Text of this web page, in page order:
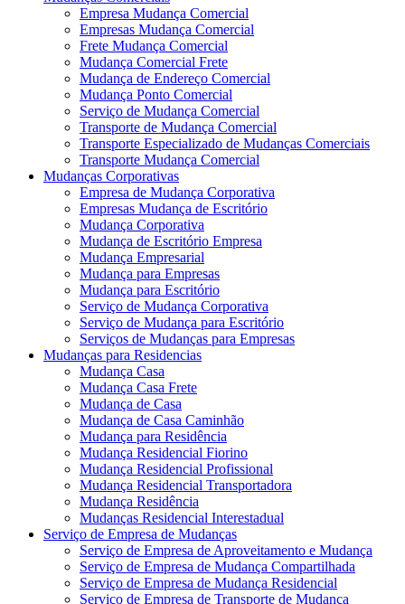
Empresa Mudança Comercial
Empresas Mudança Comercial
Frete Mudança Comercial
Mudança Comercial Frete
Mudança de Endereço Comercial
Mudança Ponto Comercial
Serviço de Mudança Comercial
Transporte de Mudança Comercial
Transporte Especializado de Mudanças Comerciais
Transporte Mudança Comercial
Mudanças Corporativas
Empresa de Mudança Corporativa
Empresas Mudança de Escritório
Mudança Corporativa
Mudança de Escritório Empresa
Mudança Empresarial
Mudança para Empresas
Mudança para Escritório
Serviço de Mudança Corporativa
Serviço de Mudança para Escritório
Serviços de Mudanças para Empresas
Mudanças para Residencias
Mudança Casa
Mudança Casa Frete
Mudança de Casa
Mudança de Casa Caminhão
Mudança para Residência
Mudança Residencial Fiorino
Mudança Residencial Profissional
Mudança Residencial Transportadora
Mudança Residência
Mudanças Residencial Interestadual
Serviço de Empresa de Mudanças
Serviço de Empresa de Aproveitamento e Mudança
Serviço de Empresa de Mudança Compartilhada
Serviço de Empresa de Mudança Residencial
Serviço de Empresa de Transporte de Mudança